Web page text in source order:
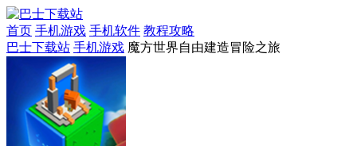
首页 手机游戏 手机软件 教程攻略
巴士下载站 手机游戏 魔方世界自由建造冒险之旅